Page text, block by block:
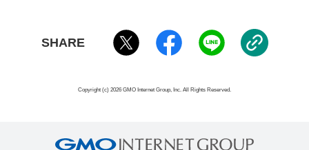
SHARE
Copyright (c) 2026 GMO Internet Group, Inc. All Rights Reserved.